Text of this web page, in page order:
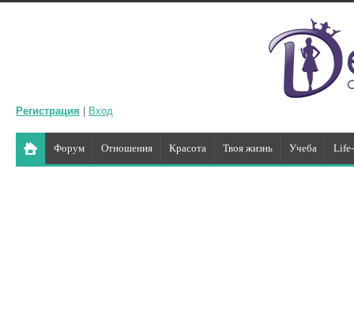
Регистрация Вход
Форум Отношения Красота Твоя жизнь Учеба